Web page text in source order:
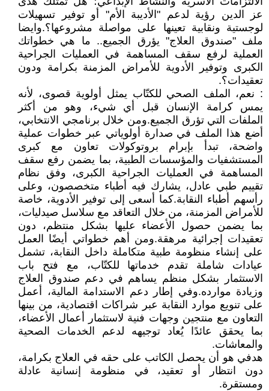
عز الدين رؤية لدعم "الأديبة الأم" أو توفير تسهيلات
لوجستية ونقابية تعينها على مواصلة مشروعها؟.وايضا
ملف "صندوق العلاج" يؤرق الجميع.. ما هي خطواتك
العملية لرفع سقف المساهمة في العمليات الجراحية
الكبرى وتوفير الأدوية للأمراض المزمنة بكرامة ودون
تعقيدات؟.
: نعم، الملف الصحي للكتّاب يمثل أولوية قصوى، لأنه
يمس كرامة الإنسان قبل أي شيء، وهو من أكثر
الملفات التي تؤرق الجميع.ومن خلال برنامجي الانتخابي،
أضع هذا الملف في صدارة أولوياتي عبر خطوات عملية
واضحة، تبدأ بإبرام بروتوكولات تعاون مع كبرى
المستشفيات والمؤسسات الطبية، بما يضمن رفع سقف
المساهمة في العمليات الجراحية الكبرى، وفق نظام
تقييم طبي عادل، يشارك فيه أطباء متخصصون، وعلى
رأسهم أطباء النقابة.كما أسعى إلى توفير الأدوية، خاصة
للأمراض المزمنة، من خلال التعاقد مع سلاسل صيدليات،
بما يضمن حصول الأعضاء عليها بشكل منتظم، دون
تعقيدات إجرائية مرهقة.ومن أهم خطواتي أيضًا العمل
على إنشاء منظومة طبية متكاملة داخل النقابة، تشمل
عيادات شاملة تقدم خدماتها للكتّاب، مع فتح باب
الاستثمار بشكل منظم يساهم في دعم صندوق العلاج
وزيادة موارده.وفي إطار دعم الاستدامة المالية، أعمل
على تنويع موارد النقابة عبر شراكات اقتصادية، من بينها
التعاون مع منتجين وجهات فنية لاستثمار أعمال الأعضاء،
بما يحقق عائدًا يُعاد توجيهه لدعم الخدمات الصحية
والمعاشات.
هدفي هو أن يحصل الكاتب على حقه في العلاج بكرامة،
دون انتظار أو تعقيد، في منظومة إنسانية عادلة
ومستقرة.